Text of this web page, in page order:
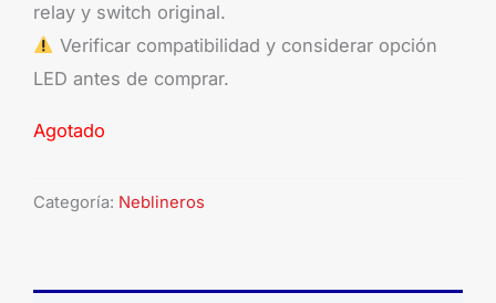
relay y switch original.
Verificar compatibilidad y considerar opción
LED antes de comprar.
Agotado
Categoría: Neblineros